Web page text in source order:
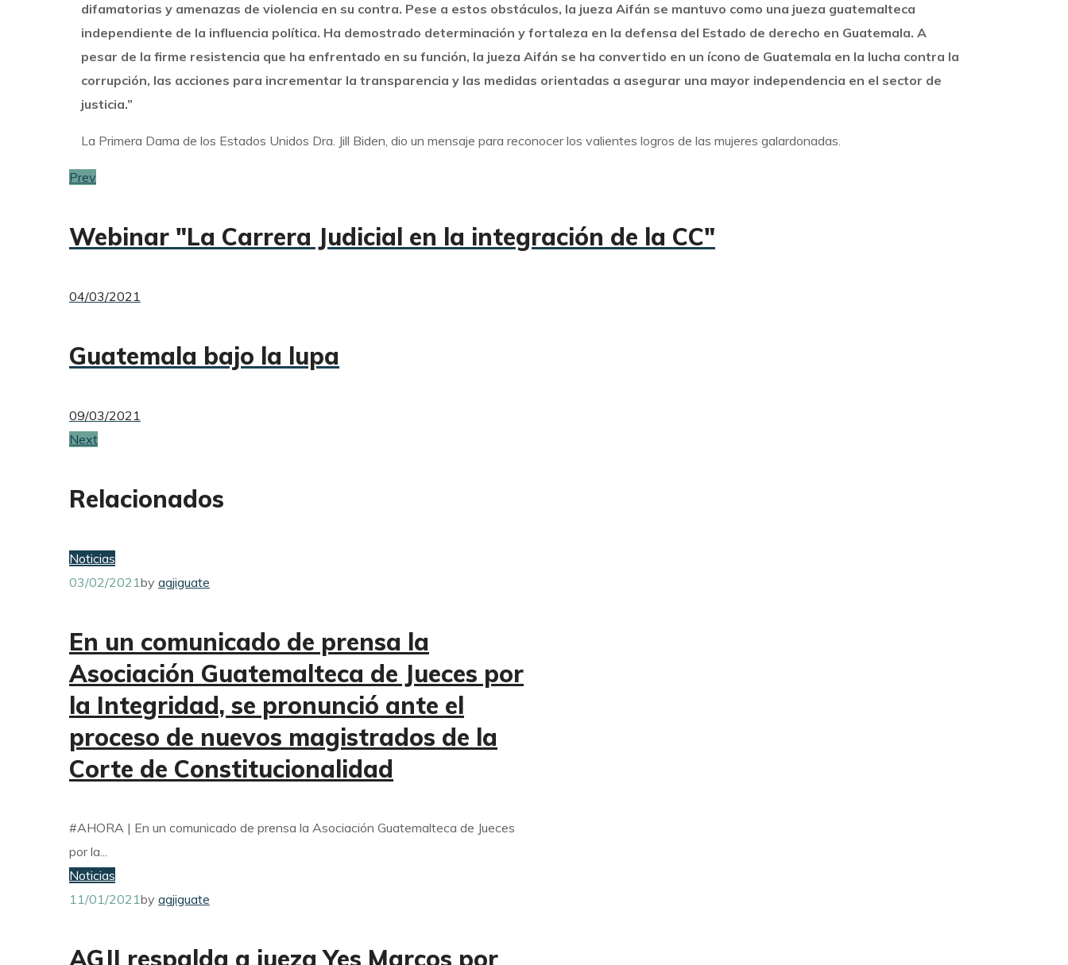
difamatorias y amenazas de violencia en su contra. Pese a estos obstáculos, la jueza Aifán se mantuvo como una jueza guatemalteca
independiente de la influencia política. Ha demostrado determinación y fortaleza en la defensa del Estado de derecho en Guatemala. A
pesar de la firme resistencia que ha enfrentado en su función, la jueza Aifán se ha convertido en un ícono de Guatemala en la lucha contra la
corrupción, las acciones para incrementar la transparencia y las medidas orientadas a asegurar una mayor independencia en el sector de
justicia.”
La Primera Dama de los Estados Unidos Dra. Jill Biden, dio un mensaje para reconocer los valientes logros de las mujeres galardonadas.
Prev
Webinar "La Carrera Judicial en la integración de la CC"
04/03/2021
Guatemala bajo la lupa
09/03/2021
Next
Relacionados
Noticias
03/02/2021 by agjiguate
En un comunicado de prensa la
Asociación Guatemalteca de Jueces por
la Integridad, se pronunció ante el
proceso de nuevos magistrados de la
Corte de Constitucionalidad
#AHORA | En un comunicado de prensa la Asociación Guatemalteca de Jueces
por la...
Noticias
11/01/2021by agjiguate
AGJI respalda a jueza Yes Marcos por